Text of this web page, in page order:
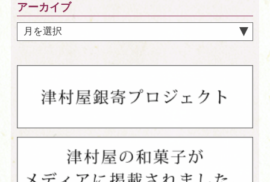
アーカイブ